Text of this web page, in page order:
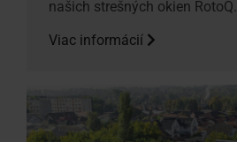
našich strešných okien RotoQ...
Viac informácií